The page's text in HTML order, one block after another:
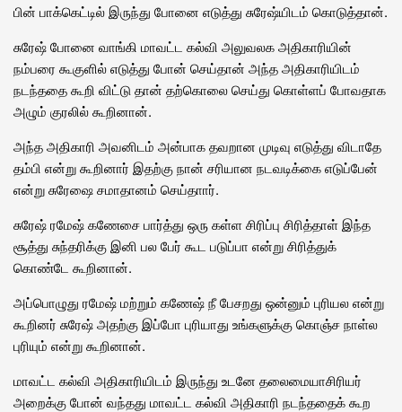
பின் பாக்கெட்டில் இருந்து போனை எடுத்து சுரேஷ்யிடம் கொடுத்தான்.
சுரேஷ் போனை வாங்கி மாவட்ட கல்வி அலுவலக அதிகாரியின்
நம்பரை கூகுளில் எடுத்து போன் செய்தான் அந்த அதிகாரியிடம்
நடந்ததை கூறி விட்டு தான் தற்கொலை செய்து கொள்ளப் போவதாக
அழும் குரலில் கூறினான்.
அந்த அதிகாரி அவனிடம் அன்பாக தவறான முடிவு எடுத்து விடாதே
தம்பி என்று கூறினார் இதற்கு நான் சரியான நடவடிக்கை எடுப்பேன்
என்று சுரேஷை சமாதானம் செய்தாார்.
சுரேஷ் ரமேஷ் கணேசை பார்த்து ஒரு கள்ள சிரிப்பு சிரித்தாள் இந்த
சூத்து சுந்தரிக்கு இனி பல பேர் கூட படுப்பா என்று சிரித்துக்
கொண்டே கூறினான்.
அப்பொழுது ரமேஷ் மற்றும் கணேஷ் நீ பேசறது ஒன்னும் புரியல என்று
கூறினர் சுரேஷ் அதற்கு இப்போ புரியாது உங்களுக்கு கொஞ்ச நாள்ல
புரியும் என்று கூறினான்.
மாவட்ட கல்வி அதிகாரியிடம் இருந்து உடனே தலைமையாசிரியர்
அறைக்கு போன் வந்தது மாவட்ட கல்வி அதிகாரி நடந்ததைக் கூற